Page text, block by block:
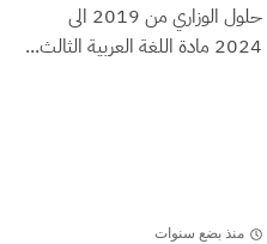
حلول الوزاري من 2019 الى
2024 مادة اللغة العربية الثالث...
منذ بضع سنوات